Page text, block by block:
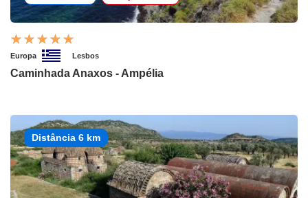
Europa Lesbos
Caminhada Anaxos - Ampélia
Distância 6 km